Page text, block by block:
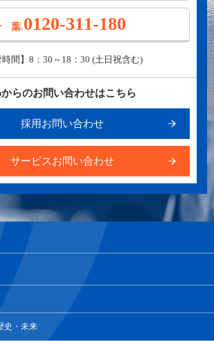
葉.0120-311-180
時間】8：30～18：30 (土日祝含む)
からのお問い合わせはこちら
採用お問い合わせ
サービスお問い合わせ
史・未来